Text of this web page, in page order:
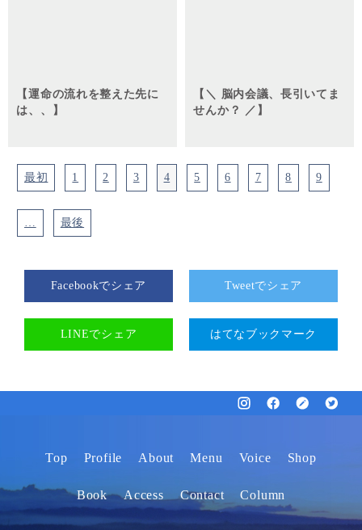
【運命の流れを整えた先に
は、、】
【＼ 脳内会議、長引いてま
せんか？ ／】
最初 1 2 3 4 5 6 7 8 9
最後
Facebookでシェア Tweetでシェア
LINEでシェア はてなブックマーク
Top Profile About Menu Voice Shop
Book Access Contact Column